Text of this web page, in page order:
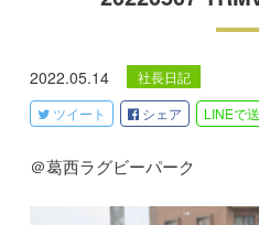
2022.05.14
社長日記
ツイート
シェア LINEで
＠葛西ラグビーパーク